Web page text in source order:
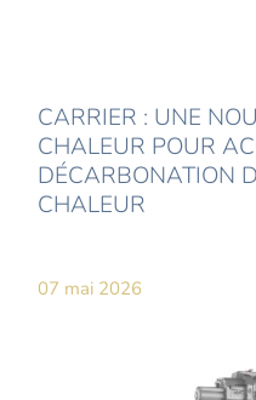
CARRIER : UNE
CHALEUR POUR
DÉCARBONATION
CHALEUR
07 mai 2026